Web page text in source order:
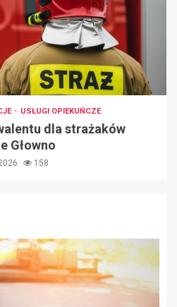
USŁUGI OPIEKUŃCZE
dla strażaków
Głowno
158